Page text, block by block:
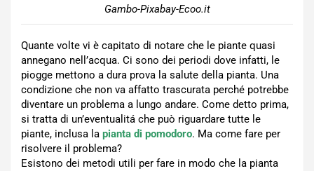
Gambo-Pixabay-Ecoo.it
Quante volte vi è capitato di notare che le piante quasi
annegano nell’acqua. Ci sono dei periodi dove infatti, le
piogge mettono a dura prova la salute della pianta. Una
condizione che non va affatto trascurata perché potrebbe
diventare un problema a lungo andare. Come detto prima,
si tratta di un’eventualitá che può riguardare tutte le
piante, inclusa la pianta di pomodoro. Ma come fare per
risolvere il problema?
Esistono dei metodi utili per fare in modo che la pianta